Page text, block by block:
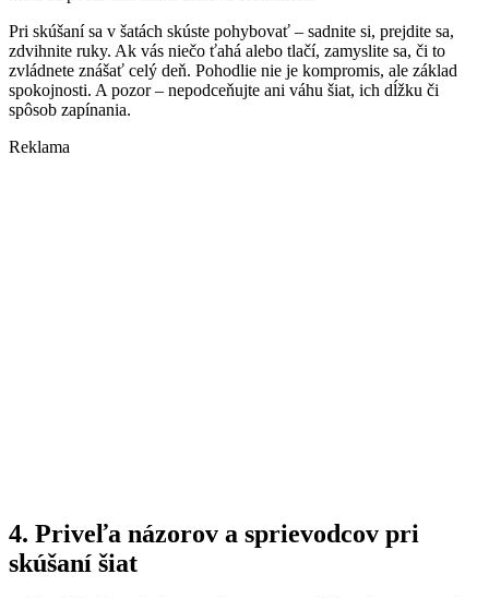
Pri skúšaní sa v šatách skúste pohybovať – sadnite si, prejdite sa,
zdvihnite ruky. Ak vás niečo ťahá alebo tlačí, zamyslite sa, či to
zvládnete znášať celý deň. Pohodlie nie je kompromis, ale základ
spokojnosti. A pozor – nepodceňujte ani váhu šiat, ich dĺžku či
spôsob zapínania.
Reklama
4. Priveľa názorov a sprievodcov pri
skúšaní šiat